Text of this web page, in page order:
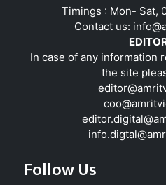
Timings : Mon- Sat,
Contact us:
In case of any information
the site
Follow Us